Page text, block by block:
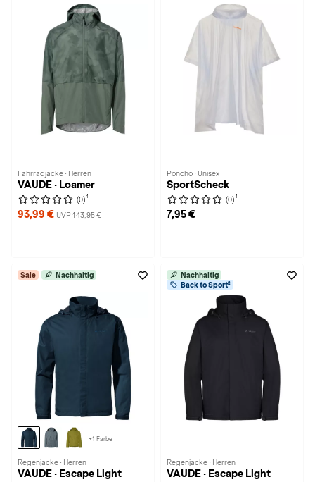
Fahrradjacke · Herren
VAUDE · Loamer
(0) 1
93,99 € UVP 143,95 €
Poncho · Unisex
SportScheck
(0) 1
7,95 €
Sale Nachhaltig
+1 Farbe
Regenjacke · Herren
VAUDE · Escape Light
Nachhaltig
Back to Sport²
Regenjacke · Herren
VAUDE · Escape Light